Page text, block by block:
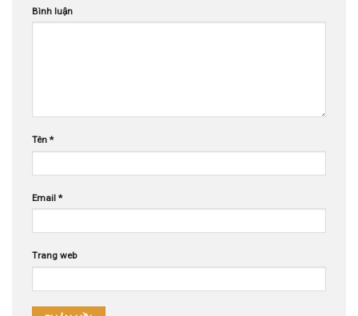
Bình luận
Tên *
Email *
Trang web